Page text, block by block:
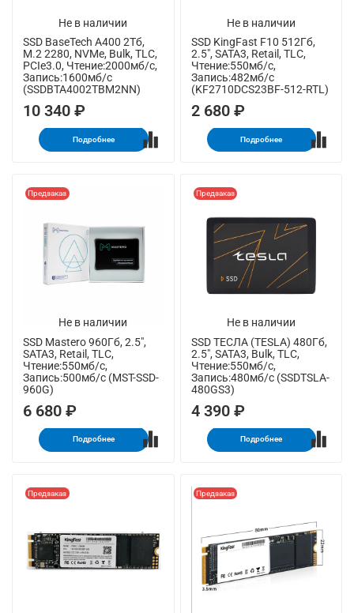
Не в наличии
SSD BaseTech A400 2Тб,
M.2 2280, NVMe, Bulk, TLC,
PCIe3.0, Чтение:2000мб/с,
Запись:1600мб/с
(SSDBTA4002TBM2NN)
10 340 ₽
Подробнее
Не в наличии
SSD KingFast F10 512Гб,
2.5", SATA3, Retail, TLC,
Чтение:550мб/с,
Запись:482мб/с
(KF2710DCS23BF-512-RTL)
2 680 ₽
Подробнее
Не в наличии
Предзаказ
SSD Mastero 960Гб, 2.5",
SATA3, Retail, TLC,
Чтение:550мб/с,
Запись:500мб/с (MST-SSD-
960G)
6 680 ₽
Подробнее
Не в наличии
Предзаказ
SSD ТЕСЛА (TESLA) 480Гб,
2.5", SATA3, Bulk, TLC,
Чтение:550мб/с,
Запись:480мб/с (SSDTSLA-
480GS3)
4 390 ₽
Подробнее
Предзаказ Предзаказ